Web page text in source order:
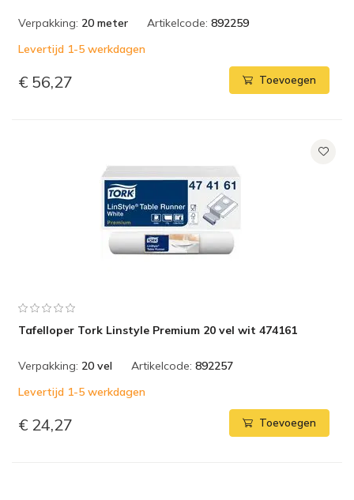
Verpakking: 20 meter Artikelcode: 892259
Levertijd 1-5 werkdagen
€ 56,27 Toevoegen
Tafelloper Tork Linstyle Premium 20 vel wit 474161
Verpakking: 20 vel Artikelcode: 892257
Levertijd 1-5 werkdagen
€ 24,27 Toevoegen